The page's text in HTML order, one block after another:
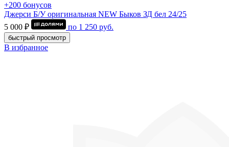
+200 бонусов
Джерси Б/У оригинальная NEW Быков ЗД бел 24/25
5 000 ₽
по 1 250 руб.
быстрый просмотр
В избранное